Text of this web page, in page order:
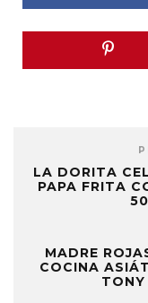
LA DORITA
PAPA FRITA
MADRE
COCINA
TONY